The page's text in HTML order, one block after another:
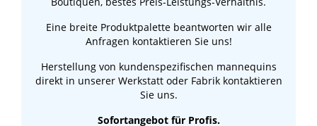
Eine breite Produktpalette beantworten wir alle
Anfragen kontaktieren Sie uns!
Herstellung von kundenspezifischen mannequins
direkt in unserer Werkstatt oder Fabrik kontaktieren
Sie uns.
Sofortangebot für Profis.